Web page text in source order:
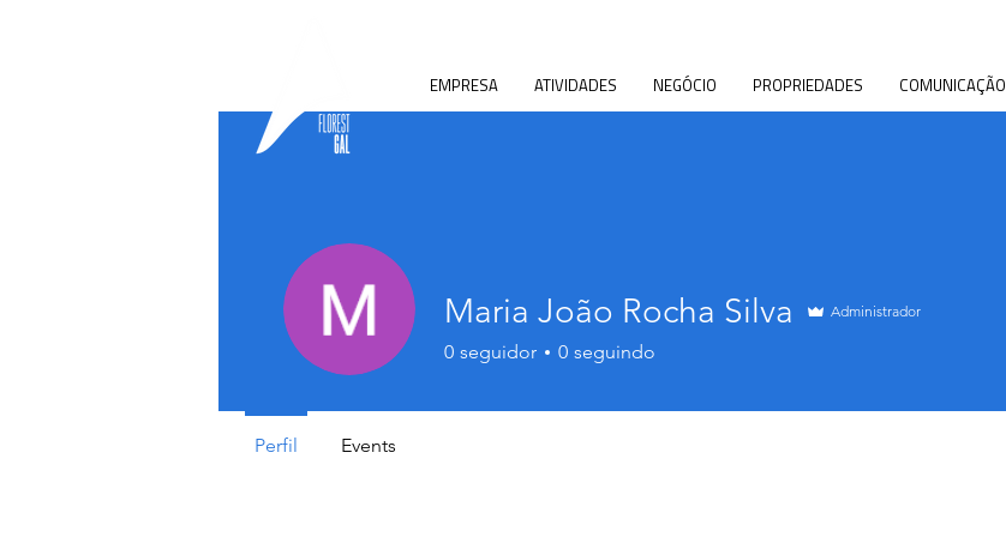
EMPRESA ATIVIDADES NEGÓCIO PROPRIEDADES COMUNICAÇÃO
Maria João Rocha Silva Administrador
0 seguidor 0 seguindo
Perfil Events